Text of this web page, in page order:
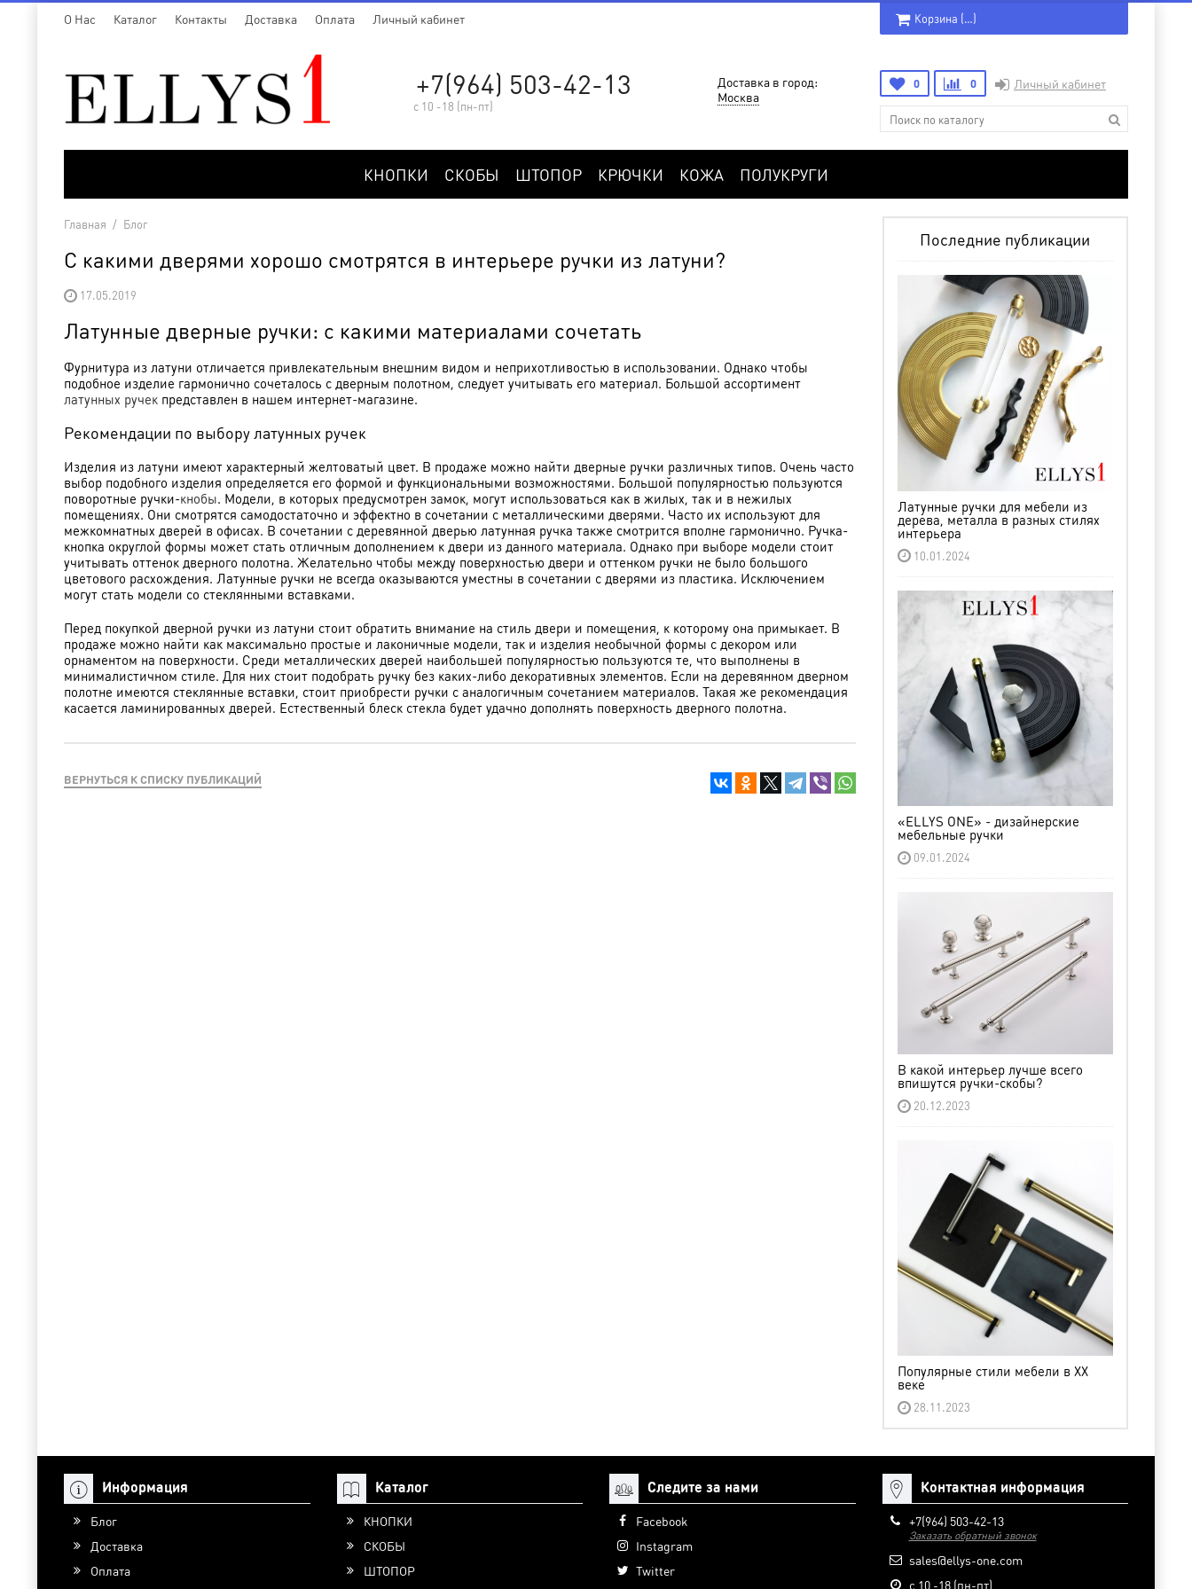
O Нас Каталог Контакты Доставка Оплата Личный кабинет Корзина (…)
+7(964) 503-42-13
с 10 -18 (пн-пт)
Доставка в город:
Москва
0 0 Личный кабинет
КНОПКИ СКОБЫ ШТОПОР КРЮЧКИ КОЖА ПОЛУКРУГИ
Главная / Блог
С какими дверями хорошо смотрятся в интерьере ручки из латуни?
17.05.2019
Латунные дверные ручки: с какими материалами сочетать
Фурнитура из латуни отличается привлекательным внешним видом и неприхотливостью в использовании. Однако чтобы
подобное изделие гармонично сочеталось с дверным полотном, следует учитывать его материал. Большой ассортимент
латунных ручек представлен в нашем интернет-магазине.
Рекомендации по выбору латунных ручек
Изделия из латуни имеют характерный желтоватый цвет. В продаже можно найти дверные ручки различных типов. Очень часто
выбор подобного изделия определяется его формой и функциональными возможностями. Большой популярностью пользуются
поворотные ручки-кнобы. Модели, в которых предусмотрен замок, могут использоваться как в жилых, так и в нежилых
помещениях. Они смотрятся самодостаточно и эффектно в сочетании с металлическими дверями. Часто их используют для
межкомнатных дверей в офисах. В сочетании с деревянной дверью латунная ручка также смотрится вполне гармонично. Ручка-
кнопка округлой формы может стать отличным дополнением к двери из данного материала. Однако при выборе модели стоит
учитывать оттенок дверного полотна. Желательно чтобы между поверхностью двери и оттенком ручки не было большого
цветового расхождения. Латунные ручки не всегда оказываются уместны в сочетании с дверями из пластика. Исключением
могут стать модели со стеклянными вставками.
Перед покупкой дверной ручки из латуни стоит обратить внимание на стиль двери и помещения, к которому она примыкает. В
продаже можно найти как максимально простые и лаконичные модели, так и изделия необычной формы с декором или
орнаментом на поверхности. Среди металлических дверей наибольшей популярностью пользуются те, что выполнены в
минималистичном стиле. Для них стоит подобрать ручку без каких-либо декоративных элементов. Если на деревянном дверном
полотне имеются стеклянные вставки, стоит приобрести ручки с аналогичным сочетанием материалов. Такая же рекомендация
касается ламинированных дверей. Естественный блеск стекла будет удачно дополнять поверхность дверного полотна.
ВЕРНУТЬСЯ К СПИСКУ ПУБЛИКАЦИЙ
Последние публикации
Латунные ручки для мебели из
дерева, металла в разных стилях
интерьера
10.01.2024
«ELLYS ONE» - дизайнерские
мебельные ручки
09.01.2024
В какой интерьер лучше всего
впишутся ручки-скобы?
20.12.2023
Популярные стили мебели в XX
веке
28.11.2023
Информация
Блог
Доставка
Оплата
Каталог
КНОПКИ
СКОБЫ
ШТОПОР
Следите за нами
Facebook
Instagram
Twitter
Контактная информация
+7(964) 503-42-13
Заказать обратный звонок
sales@ellys-one.com
с 10 -18 (пн-пт)